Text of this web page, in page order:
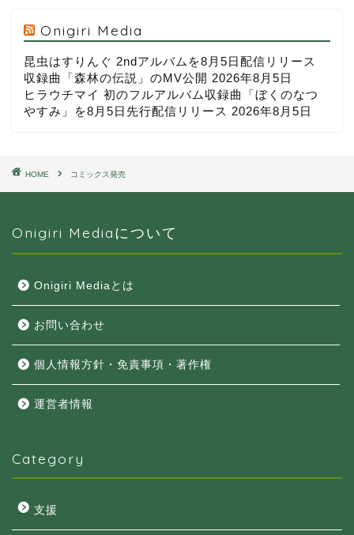
Onigiri Media
昆虫はすりんぐ 2ndアルバムを8月5日配信リリース
収録曲「森林の伝説」のMV公開 2026年8月5日
ヒラウチマイ 初のフルアルバム収録曲「ぼくのなつ
やすみ」を8月5日先行配信リリース 2026年8月5日
HOME コミックス発売
Onigiri Mediaについて
Onigiri Mediaとは
お問い合わせ
個人情報方針・免責事項・著作権
運営者情報
Category
支援